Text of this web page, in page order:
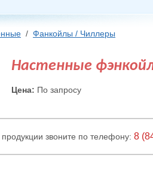
/ Фанкойлы / Чиллеры
Настенные
Цена: По запросу
звоните по телефону: 8